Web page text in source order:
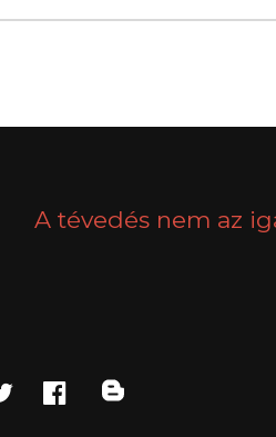
A tévedés nem az
twitterfacebook
blog